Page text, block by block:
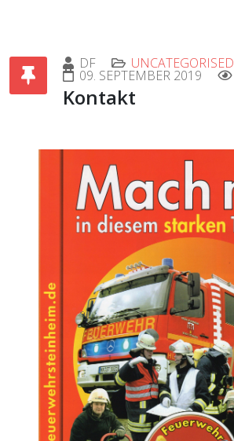
DF UNCATEGORISED
09. SEPTEMBER 2019
Kontakt